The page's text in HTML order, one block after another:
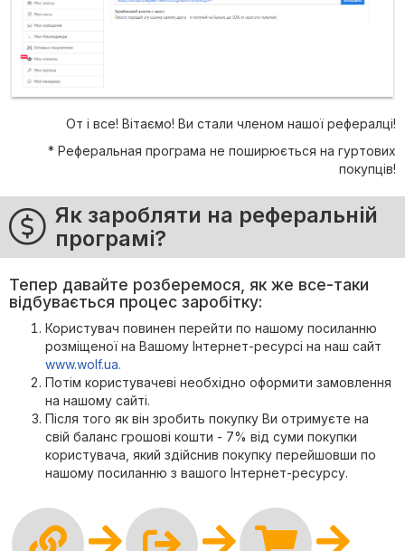
От і все! Вітаємо! Ви стали членом нашої рефералці!
* Реферальная програма не поширюється на гуртових
покупців!
Як заробляти на реферальній
програмі?
Тепер давайте розберемося, як же все-таки
відбувається процес заробітку:
Користувач повинен перейти по нашому посиланню
розміщеної на Вашому Інтернет-ресурсі на наш сайт
www.wolf.ua.
Потім користувачеві необхідно оформити замовлення
на нашому сайті.
Після того як він зробить покупку Ви отримуєте на
свій баланс грошові кошти - 7% від суми покупки
користувача, який здійснив покупку перейшовши по
нашому посиланню з вашого Інтернет-ресурсу.